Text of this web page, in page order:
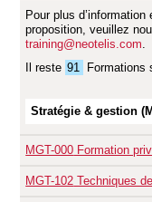
Pour plus d’information
proposition, veuillez
training@neotelis.com.
Il reste 91 Formations
Stratégie & gestion
MGT-000 Formation
MGT-102 Techniques